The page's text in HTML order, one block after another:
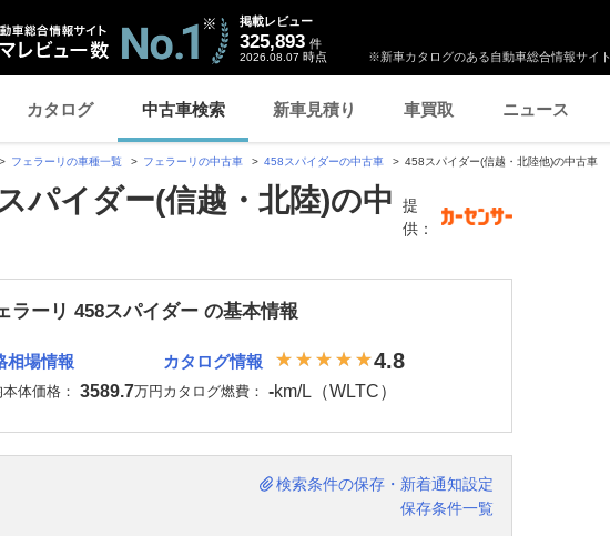
※新車カタログのある自動車総合情報サイ
掲載レビュー
325,893 件
2026.08.07 時点
カタログ 中古車検索 新車見積り 車買取 ニュース
フェラーリの車種一覧 フェラーリの中古車 458スパイダーの中古車 458スパイダー(信越・北陸他)の中古車
パイダー(信越・北陸)の中
提
供：
ラーリ 458スパイダー の基本情報
相場情報
体価格： 3589.7万円
カタログ情報 4.8
カタログ燃費： -km/L（WLTC）
検索条件の保存・新着通知設定
保存条件一覧